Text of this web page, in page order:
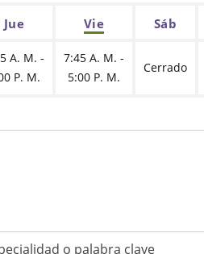
Jue Vie Sáb
A. M. -
P. M.
7:45 A. M. -
5:00 P. M.
Cerrado
o palabra clave